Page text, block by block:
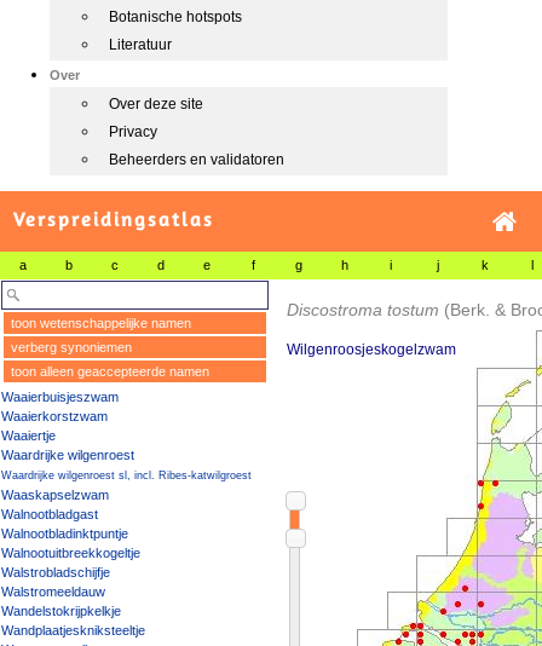
Botanische hotspots
Literatuur
Over
Over deze site
Privacy
Beheerders en validatoren
Verspreidingsatlas
a b c d e f g h i j k l
toon wetenschappelijke namen
verberg synoniemen
toon alleen geaccepteerde namen
Waaierbuisjeszwam
Waaierkorstzwam
Waaiertje
Waardrijke wilgenroest
Waardrijke wilgenroest sl, incl. Ribes-katwilgroest
Waaskapselzwam
Walnootbladgast
Walnootbladinktpuntje
Walnootuitbreekkogeltje
Walstrobladschijfje
Walstromeeldauw
Wandelstokrijpkelkje
Wandplaatjeskniksteeltje
Discostroma tostum (Berk. &
Wilgenroosjeskogelzwam